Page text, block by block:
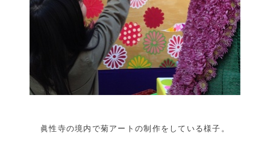
眞性寺の境内で菊アートの制作をしている様子。